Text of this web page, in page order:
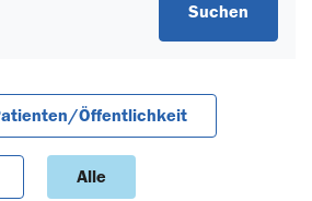
Suchen
Öffentlichkeit
Alle